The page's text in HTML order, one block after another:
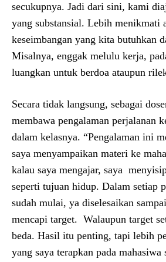
secukupnya. Jadi dari sini, kami
yang substansial. Lebih menikmati
keseimbangan yang kita butuhkan
Misalnya, enggak melulu kerja,
luangkan untuk berdoa ataupun
Secara tidak langsung, sebagai
membawa pengalaman perjalanan
dalam kelasnya. “Pengalaman ini
saya menyampaikan materi ke
kalau saya mengajar, saya
seperti tujuan hidup. Dalam setiap
sudah mulai, ya diselesaikan
mencapi target. Walaupun target
beda. Hasil itu penting, tapi lebih
yang saya terapkan pada mahasiwa